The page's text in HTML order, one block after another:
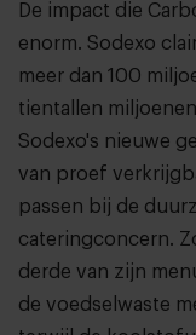
De impact die
enorm. Sodexo
meer dan 100
tientallen
Sodexo's nieuwe
van proef
passen bij de
cateringconcern.
derde van zijn
de voedselwaste